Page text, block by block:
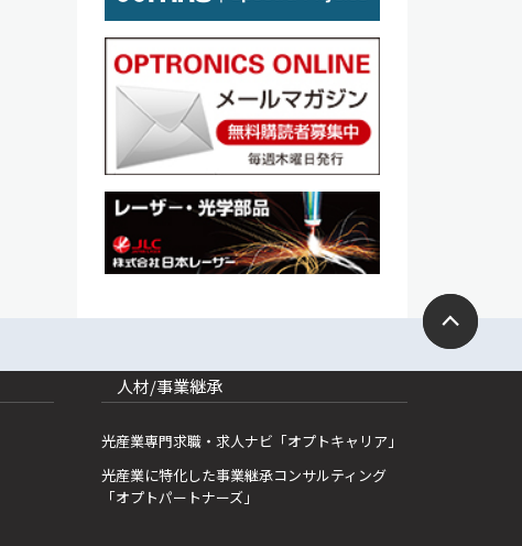
人材/事業継承
光産業専門求職・求人ナビ「オプトキャリア」
光産業に特化した事業継承コンサルティング
「オプトパートナーズ」